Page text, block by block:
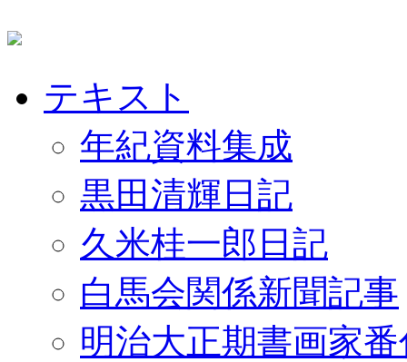
テキスト
年紀資料集成
黒田清輝日記
久米桂一郎日記
白馬会関係新聞記事
明治大正期書画家